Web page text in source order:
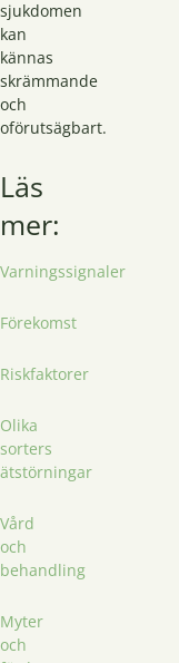
sjukdomen
kan
kännas
skrämmande
och
oförutsägbart.
Läs
mer:
Varningssignaler
Förekomst
Riskfaktorer
Olika
sorters
ätstörningar
Vård
och
behandling
Myter
och